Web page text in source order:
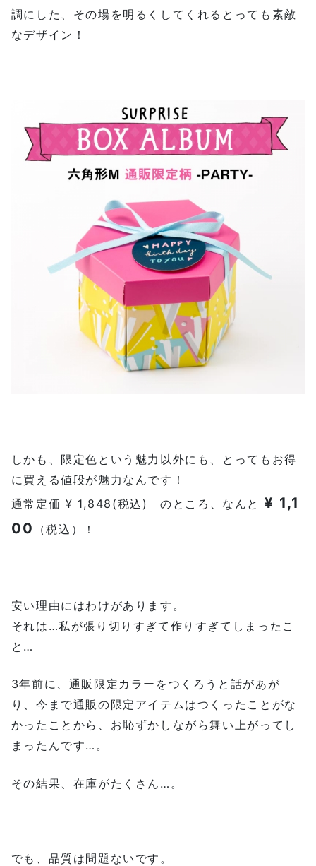
調にした、その場を明るくしてくれるとっても素敵
なデザイン！
しかも、限定色という魅力以外にも、とってもお得
に買える値段が魅力なんです！
通常定価 ¥ 1,848(税込) のところ、なんと ¥ 1,1
00
（税込）！
安い理由にはわけがあります。
それは…私が張り切りすぎて作りすぎてしまったこ
と…
3年前に、通販限定カラーをつくろうと話があが
り、今まで通販の限定アイテムはつくったことがな
かったことから、お恥ずかしながら舞い上がってし
まったんです…。
その結果、在庫がたくさん…。
でも、品質は問題ないです。